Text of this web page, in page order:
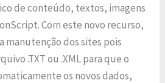
de conteúdo, textos, imagens
Com este novo recurso,
manutenção dos sites pois
.TXT ou .XML para que o
os novos dados,